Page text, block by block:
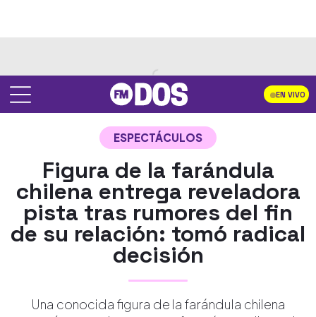
EN VIVO
ESPECTÁCULOS
Figura de la farándula
chilena entrega reveladora
pista tras rumores del fin
de su relación: tomó radical
decisión
Una conocida figura de la farándula chilena